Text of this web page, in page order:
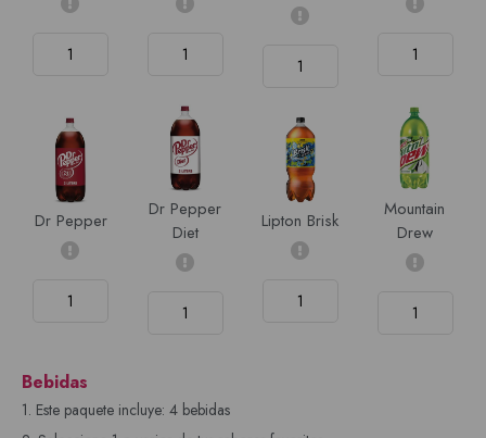
Dr Pepper
Dr Pepper
Diet
Lipton Brisk
Mountain
Drew
Bebidas
1. Este paquete incluye: 4 bebidas